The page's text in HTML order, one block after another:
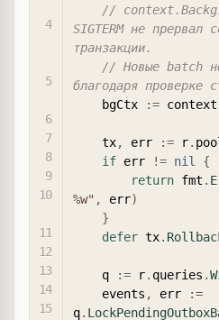
//
SIGTERM не прервал
транзакции.
// Новые batch
благодаря проверке
    bgCtx
:= context
    tx
, err := r.
if err != nil
{
return fmt .
%w" , err)
}
defer tx.
    q
:= r. queries .
    events
, err
:=
q.